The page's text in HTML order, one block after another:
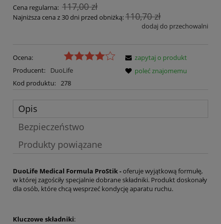
Cena regularna: 117,00 zł
Najniższa cena z 30 dni przed obniżką:110,70 zł
dodaj do przechowalni
Ocena:
Producent:
DuoLife
Kod produktu: 278
zapytaj o produkt
poleć znajomemu
Opis
Bezpieczeństwo
Produkty powiązane
DuoLife Medical Formula ProStik -oferuje wyjątkową formułę,
w której zagościły specjalnie dobrane składniki. Produkt doskonały
dla osób, które chcą wesprzeć kondycję aparatu ruchu.
Kluczowe składniki: